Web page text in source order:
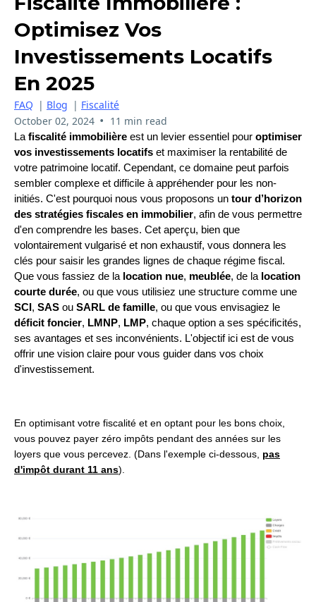
Optimisez Vos
Investissements Locatifs
En 2025
FAQ | Blog | Fiscalité
October 02, 2024 • 11 min read
Lafiscalité immobilière est un levier essentiel pour optimiser
vos investissements locatifs et maximiser la rentabilité de
votre patrimoine locatif. Cependant, ce domaine peut parfois
sembler complexe et difficile à appréhender pour les non-
initiés. C'est pourquoi nous vous proposons un tour d’horizon
des stratégies fiscales en immobilier, afin de vous permettre
d'en comprendre les bases. Cet aperçu, bien que
volontairement vulgarisé et non exhaustif, vous donnera les
clés pour saisir les grandes lignes de chaque régime fiscal.
Que vous fassiez de la location nue, meublée, de la location
courte durée, ou que vous utilisiez une structure comme une
SCI , SAS ou SARL de famille, ou que vous envisagiez le
déficit foncier, LMNP, LMP, chaque option a ses spécificités,
ses avantages et ses inconvénients. L'objectif ici est de vous
offrir une vision claire pour vous guider dans vos choix
d'investissement.
En optimisant votre fiscalité et en optant pour les bons choix,
vous pouvez payer zéro impôts pendant des années sur les
loyers que vous percevez. (Dans l'exemple ci-dessous, pas
d'impôt durant 11 ans).